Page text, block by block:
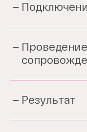
Результат